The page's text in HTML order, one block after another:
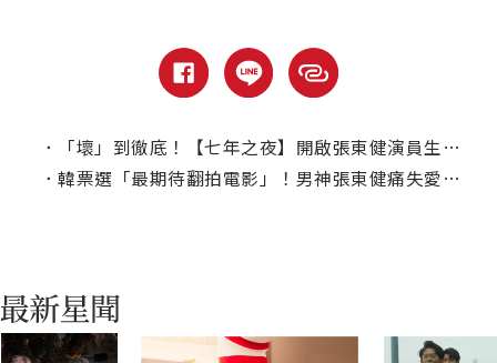
．
「壞」到徹底！【七年之夜】開啟張東健演員生涯新開端
． 韓票選「最期待翻拍電影」！男神張東健痛失愛女狠毒展開復仇